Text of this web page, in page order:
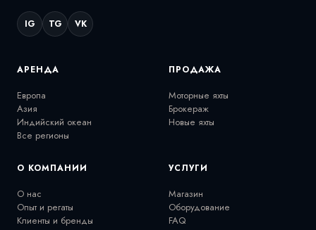
IG TG VK
АРЕНДА
Европа
Азия
Индийский океан
Все регионы
ПРОДАЖА
Моторные яхты
Брокераж
Новые яхты
О КОМПАНИИ
О нас
Опыт и регаты
Клиенты и бренды
УСЛУГИ
Магазин
Оборудование
FAQ